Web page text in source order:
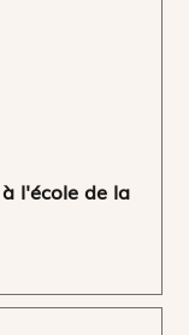
l'école de la